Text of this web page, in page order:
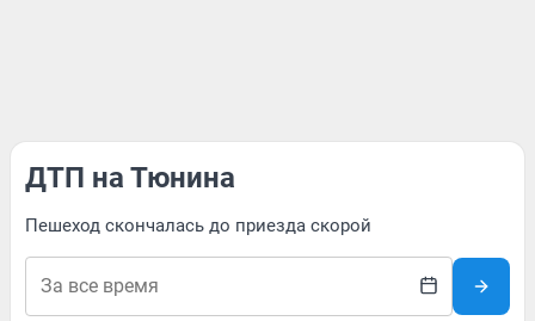
ДТП на Тюнина
Пешеход скончалась до приезда скорой